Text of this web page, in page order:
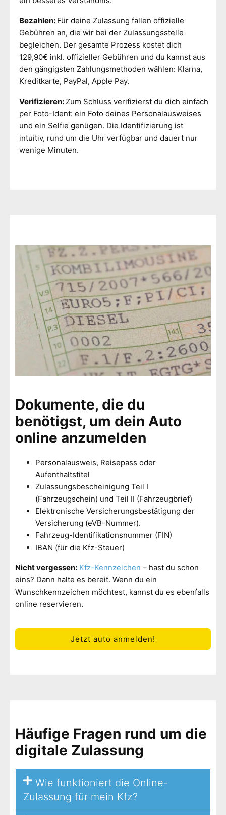
Bezahlen: Für deine Zulassung fallen offizielle
Gebühren an, die wir bei der Zulassungsstelle
begleichen. Der gesamte Prozess kostet dich
129,90€ inkl. offizieller Gebühren und du kannst aus
den gängigsten Zahlungsmethoden wählen: Klarna,
Kreditkarte, PayPal, Apple Pay.
Verifizieren:Zum Schluss verifizierst du dich einfach
per Foto-Ident: ein Foto deines Personalausweises
und ein Selfie genügen. Die Identifizierung ist
intuitiv, rund um die Uhr verfügbar und dauert nur
wenige Minuten.
Dokumente, die du
benötigst, um dein Auto
online anzumelden
Personalausweis, Reisepass oder
Aufenthaltstitel
Zulassungsbescheinigung Teil I
(Fahrzeugschein) und Teil II (Fahrzeugbrief)
Elektronische Versicherungsbestätigung der
Versicherung (eVB-Nummer).
Fahrzeug-Identifikationsnummer (FIN)
IBAN (für die Kfz-Steuer)
Nicht vergessen: Kfz-Kennzeichen – hast du schon
eins? Dann halte es bereit. Wenn du ein
Wunschkennzeichen möchtest, kannst du es ebenfalls
online reservieren.
Jetzt auto anmelden!
Häufige Fragen rund um die
digitale Zulassung
Wie funktioniert die Online-
Zulassung für mein Kfz?